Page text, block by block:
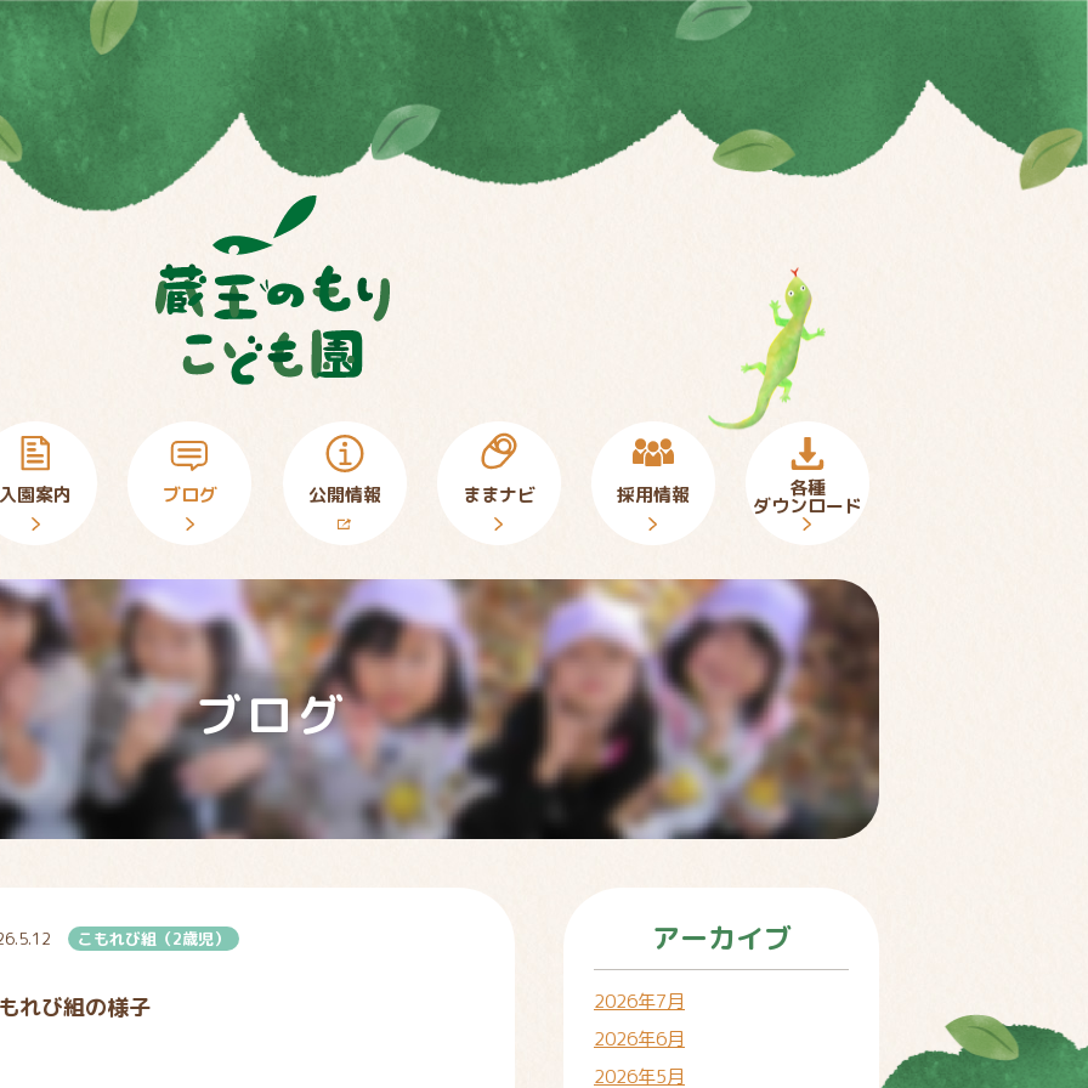
入園案内 ブログ 公開情報 ままナビ 採用情報 各種
ダウンロード
ブログ
こもれび組（2歳児）
れび組の様子
アーカイブ
2026年7月
2026年6月
2026年5月